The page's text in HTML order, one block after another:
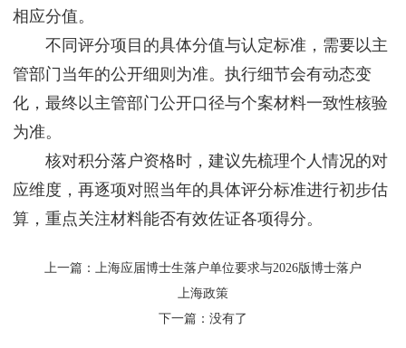
相应分值。
不同评分项目的具体分值与认定标准，需要以主
管部门当年的公开细则为准。执行细节会有动态变
化，最终以主管部门公开口径与个案材料一致性核验
为准。
核对积分落户资格时，建议先梳理个人情况的对
应维度，再逐项对照当年的具体评分标准进行初步估
算，重点关注材料能否有效佐证各项得分。
上一篇：
上海应届博士生落户单位要求与2026版博士落户
上海政策
下一篇：没有了